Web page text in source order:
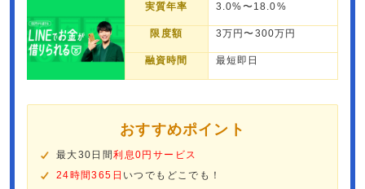
実質年率 3.0%〜18.0%
限度額 3万円〜300万円
融資時間 最短即日
おすすめポイント
最大30日間利息0円サービス
24時間365日 いつでもどこでも！